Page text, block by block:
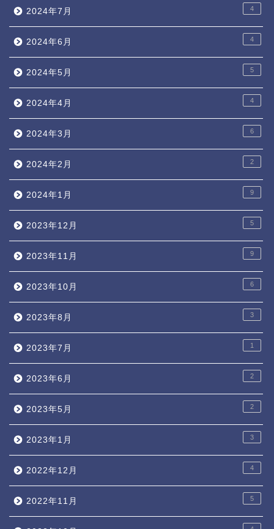
2024年7月 4
2024年6月 4
2024年5月 5
2024年4月 4
2024年3月 6
2024年2月 2
2024年1月 9
2023年12月 5
2023年11月 9
2023年10月 6
2023年8月 3
2023年7月 1
2023年6月 2
2023年5月 2
2023年1月 3
2022年12月 4
2022年11月 5